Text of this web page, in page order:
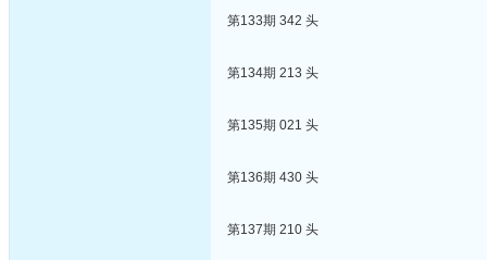
第133期 342 头
第134期 213 头
第135期 021 头
第136期 430 头
第137期 210 头